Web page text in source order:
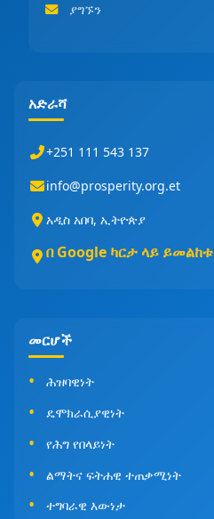
ያግኙን
አድራሻ
+251 111 543 137
info@prosperity.org.et
አዲስ አበባ, ኢትዮጵያ
በ Google ካርታ ላይ ይመልከቱ
መርሆች
ሕዝባዊነት
ዴሞክራሲያዊነት
የሕግ የበላይነት
ልማትና ፍትሐዊ ተጠቃሚነት
ተግባራዊ እውነታ